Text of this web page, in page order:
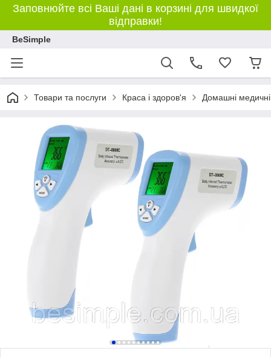
Заповнюйте всі Ваші дані в корзині для швидкої
відправки!
BeSimple
Товари та послуги Краса і здоров'я Домашні